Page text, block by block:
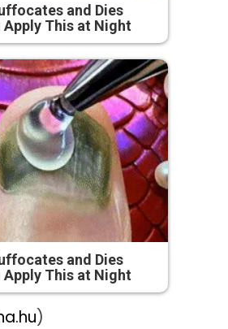
and Dies
Apply This at Night
and Dies
Apply This at Night
)